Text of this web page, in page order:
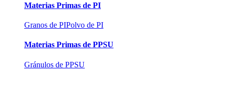
Materias Primas de PI
Granos de PIPolvo de PI
Materias Primas de PPSU
Gránulos de PPSU